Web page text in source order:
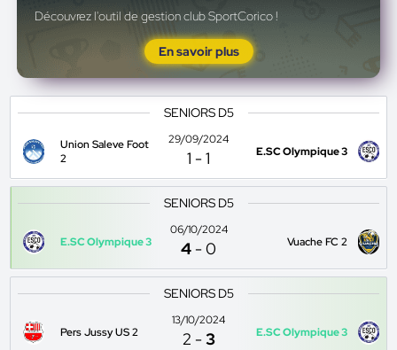
Découvrez l'outil de gestion club SportCorico !
En savoir plus
SENIORS D5
Union Saleve Foot
2
29/09/2024
1 -1 E.SC Olympique 3
SENIORS D5
E.SC Olympique 3
06/10/2024
4 -0 Vuache FC 2
SENIORS D5
Pers Jussy US 2
13/10/2024
2 -3 E.SC Olympique 3